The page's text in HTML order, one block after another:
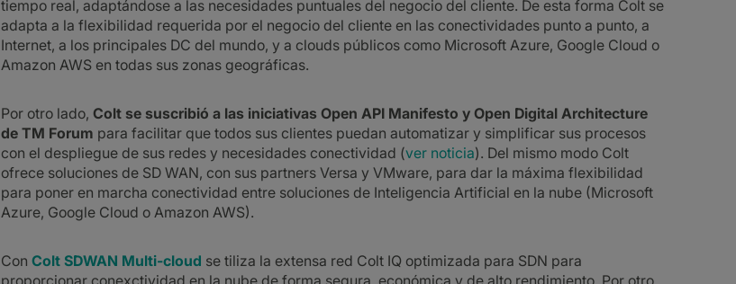
tiempo real, adaptándose a las necesidades puntuales del negocio del cliente. De esta forma Colt se
adapta a la flexibilidad requerida por el negocio del cliente en las conectividades punto a punto, a
Internet, a los principales DC del mundo, y a clouds públicos como Microsoft Azure, Google Cloud o
Amazon AWS en todas sus zonas geográficas.
Por otro lado, Colt se suscribió a las iniciativas Open API Manifesto y Open Digital Architecture
de TM Forum para facilitar que todos sus clientes puedan automatizar y simplificar sus procesos
con el despliegue de sus redes y necesidades conectividad (ver noticia). Del mismo modo Colt
ofrece soluciones de SD WAN, con sus partners Versa y VMware, para dar la máxima flexibilidad
para poner en marcha conectividad entre soluciones de Inteligencia Artificial en la nube (Microsoft
Azure, Google Cloud o Amazon AWS).
Con Colt SDWAN Multi-cloud se tiliza la extensa red Colt IQ optimizada para SDN para
proporcionar conexctividad en la nube de forma segura, económica y de alto rendimiento. Por otro